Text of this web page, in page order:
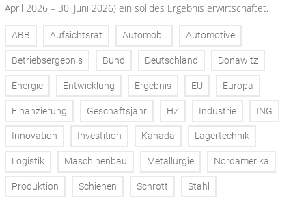
April 2026 – 30. Juni 2026) ein solides Ergebnis erwirtschaftet.
ABB Aufsichtsrat Automobil Automotive
Betriebsergebnis Bund Deutschland Donawitz
Energie Entwicklung Ergebnis EU Europa
Finanzierung Geschäftsjahr HZ Industrie ING
Innovation Investition Kanada Lagertechnik
Logistik Maschinenbau Metallurgie Nordamerika
Produktion Schienen Schrott Stahl